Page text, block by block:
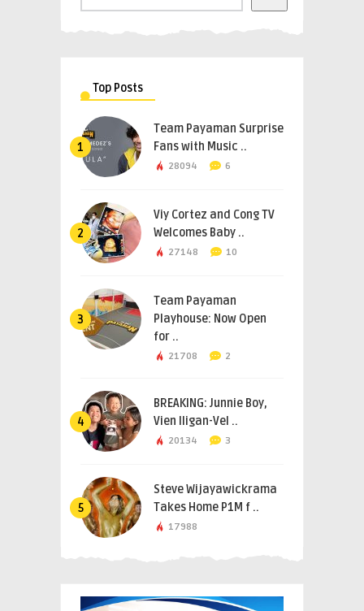
Top Posts
1
Team Payaman Surprise
Fans with Music ..
28094 6
2
Viy Cortez and Cong TV
Welcomes Baby ..
27148 10
3
Team Payaman
Playhouse: Now Open
for ..
21708 2
4
BREAKING: Junnie Boy,
Vien Iligan-Vel ..
20134 3
5
Steve Wijayawickrama
Takes Home P1M f ..
17988